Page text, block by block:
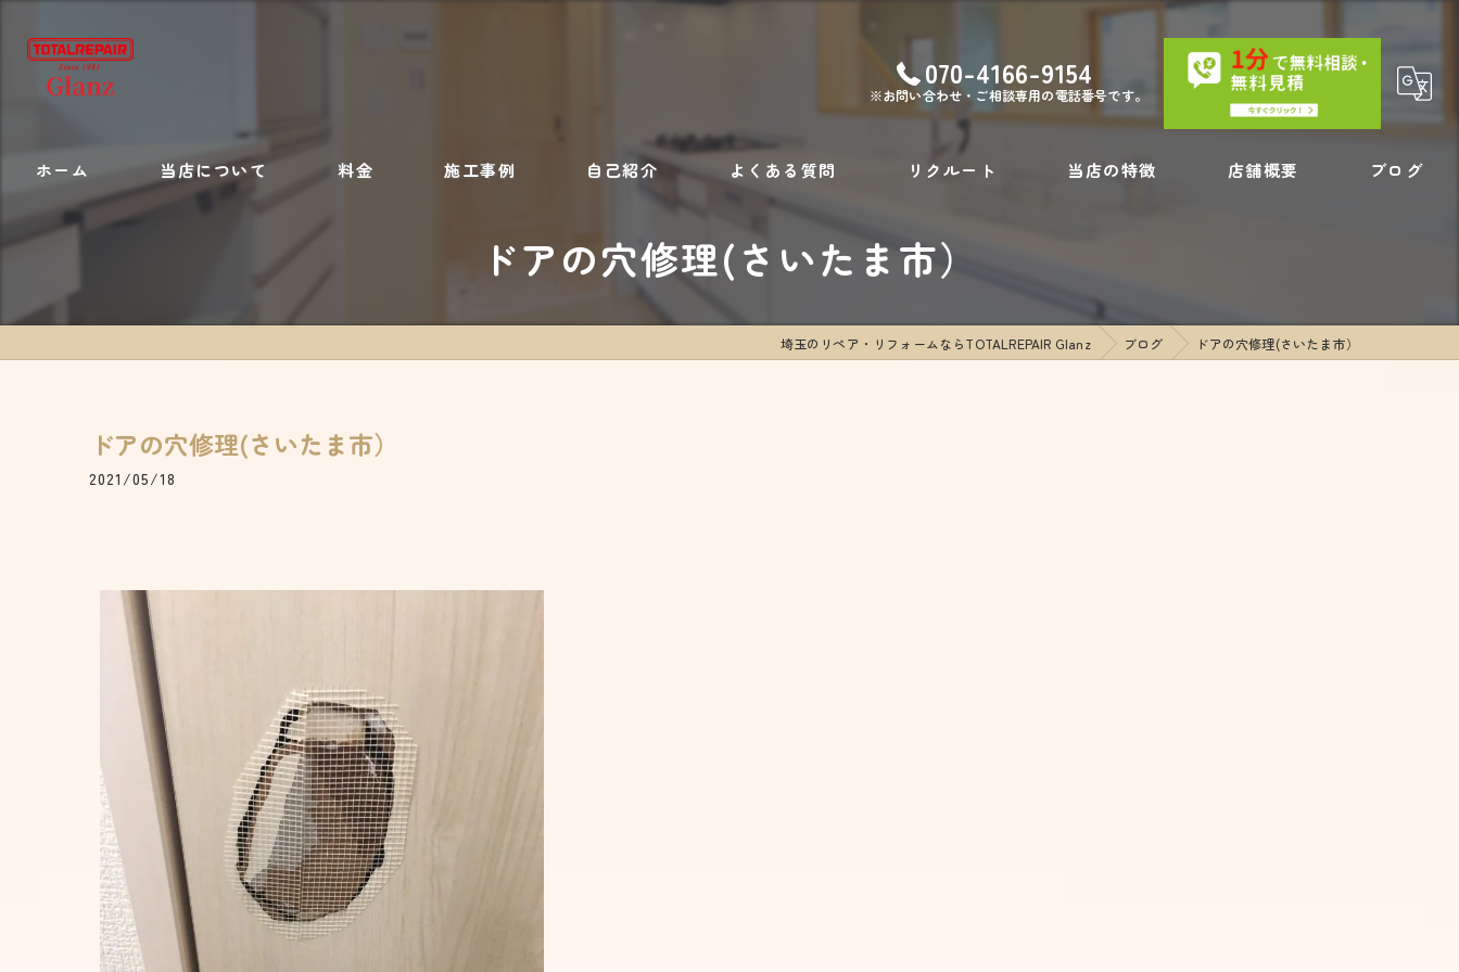
070-4166-9154
※お問い合わせ・ご相談専用の電話番号です。
ホーム 当店について 料金 施工事例 自己紹介 よくある質問 リクルート 当店の特徴
フローリング補修
店舗概要 ブログ
ドアの穴修理(さいたま市）
埼玉のリペア・リフォームならTOTALREPAIR Glanz ブログ ドアの穴修理(さいたま市）
ドアの穴修理(さいたま市）
2021/05/18